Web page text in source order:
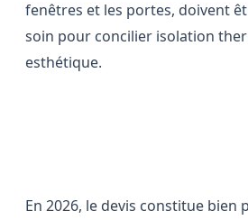
fenêtres et les portes, doivent
soin pour concilier isolation
esthétique.
En 2026, le devis constitue bien